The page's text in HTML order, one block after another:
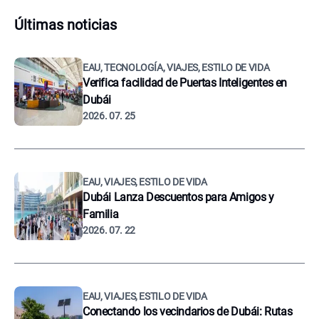
Últimas noticias
EAU, TECNOLOGÍA, VIAJES, ESTILO DE VIDA
Verifica facilidad de Puertas Inteligentes en
Dubái
2026. 07. 25
EAU, VIAJES, ESTILO DE VIDA
Dubái Lanza Descuentos para Amigos y
Familia
2026. 07. 22
EAU, VIAJES, ESTILO DE VIDA
Conectando los vecindarios de Dubái: Rutas